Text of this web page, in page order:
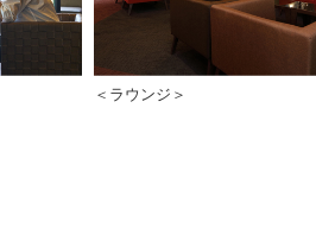
＜ラウンジ＞